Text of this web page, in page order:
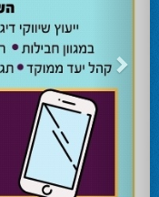
השרה מירי רגב קוראת לבוא
השרה מירי רגב קוראת לבוא ולהצביע
אוהד שגב הפסיד בעכו
עמיחי בן שלוש מקורבו של השר ניר
מחל זכתה במנדט אחד בבאר שבע
עו''ד אמנון כהן שעומד בראש רשימת
בוקר שהתמודד אף הוא למועצה לא